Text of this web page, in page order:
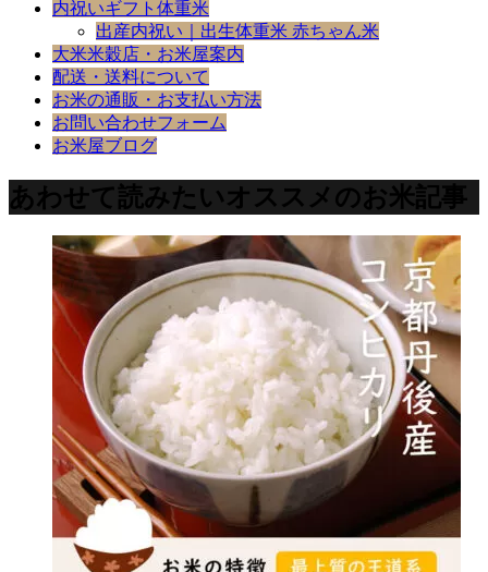
内祝いギフト体重米
出産内祝い｜出生体重米 赤ちゃん米
大米米穀店・お米屋案内
配送・送料について
お米の通販・お支払い方法
お問い合わせフォーム
お米屋ブログ
あわせて読みたいオススメのお米記事